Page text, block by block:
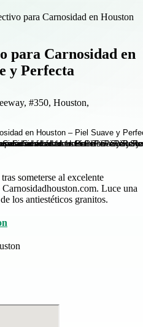
para Carnosidad en Houston
para Carnosidad en
y Perfecta
#350, Houston,
someterse al excelente
Luce una
los antiestéticos granitos.